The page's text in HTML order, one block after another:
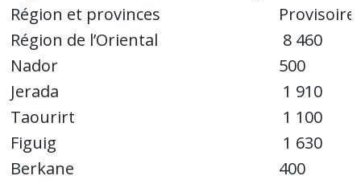
Région et provinces
Région de l’Oriental
8 460
Nador
500
Jerada
1 910
Taourirt
1 100
Figuig
1 630
Berkane
400